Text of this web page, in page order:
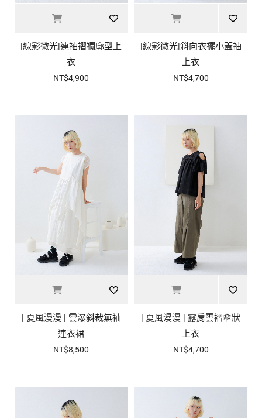
|線影微光|連袖褶襉廓型上
衣
NT$4,900
|線影微光|斜向衣襬小蓋袖
上衣
NT$4,700
| 夏風漫漫 | 雲瀑斜裁無袖
連衣裙
NT$8,500
| 夏風漫漫 | 露肩雲褶傘狀
上衣
NT$4,700